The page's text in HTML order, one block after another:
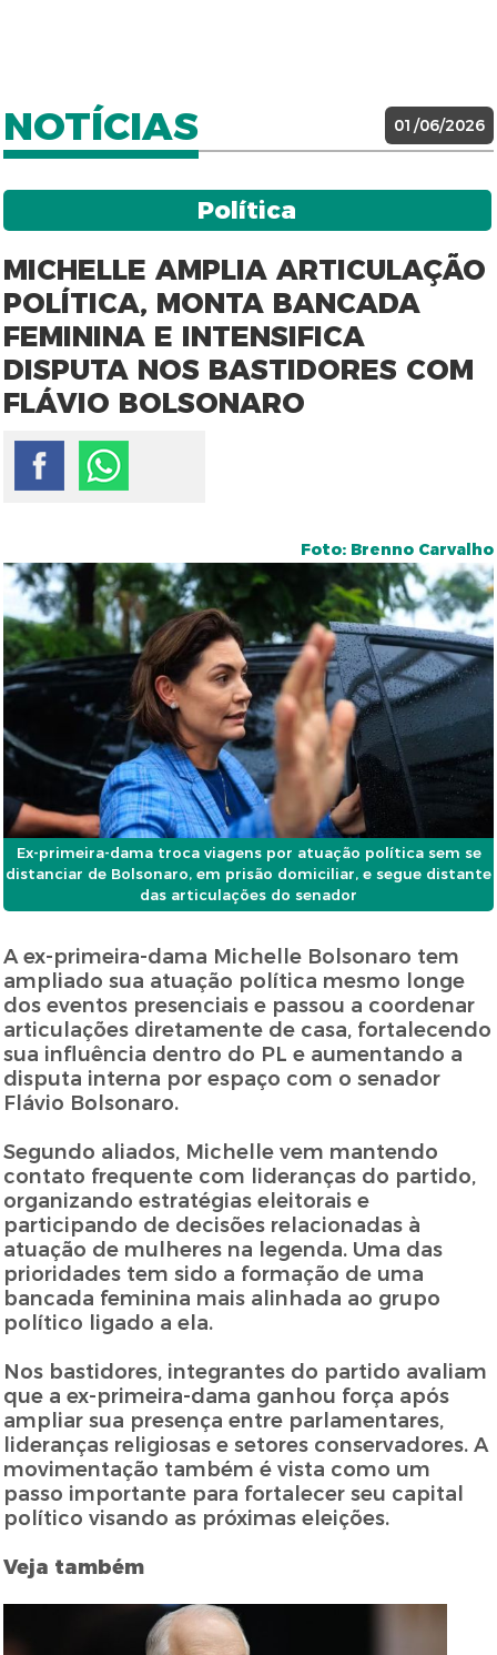
NOTÍCIAS 01/06/2026
Política
MICHELLE AMPLIA ARTICULAÇÃO
POLÍTICA, MONTA BANCADA
FEMININA E INTENSIFICA
DISPUTA NOS BASTIDORES COM
FLÁVIO BOLSONARO
Foto: Brenno Carvalho
Ex-primeira-dama troca viagens por atuação política sem se
distanciar de Bolsonaro, em prisão domiciliar, e segue distante
das articulações do senador
A ex-primeira-dama Michelle Bolsonaro tem
ampliado sua atuação política mesmo longe
dos eventos presenciais e passou a coordenar
articulações diretamente de casa, fortalecendo
sua influência dentro do PL e aumentando a
disputa interna por espaço com o senador
Flávio Bolsonaro.
Segundo aliados, Michelle vem mantendo
contato frequente com lideranças do partido,
organizando estratégias eleitorais e
participando de decisões relacionadas à
atuação de mulheres na legenda. Uma das
prioridades tem sido a formação de uma
bancada feminina mais alinhada ao grupo
político ligado a ela.
Nos bastidores, integrantes do partido avaliam
que a ex-primeira-dama ganhou força após
ampliar sua presença entre parlamentares,
lideranças religiosas e setores conservadores. A
movimentação também é vista como um
passo importante para fortalecer seu capital
político visando as próximas eleições.
Veja também